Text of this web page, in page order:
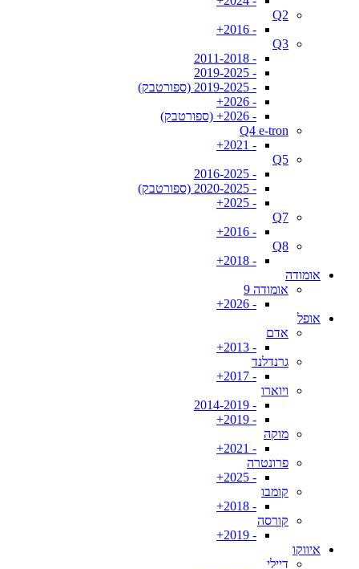
Q2
- 2016+
Q3
- 2011-2018
- 2019-2025
- 2019-2025 (ספורטבק)
- 2026+
- 2026+ (ספורטבק)
Q4 e-tron
- 2021+
Q5
- 2016-2025
- 2020-2025 (ספורטבק)
- 2025+
Q7
- 2016+
Q8
- 2018+
אומודה
אומודה 9
- 2026+
אופל
אדם
- 2013+
גרנדלנד
- 2017+
ויוארו
- 2014-2019
- 2019+
מוקה
- 2021+
פרונטרה
- 2025+
קומבו
- 2018+
קורסה
- 2019+
איווקו
דיילי